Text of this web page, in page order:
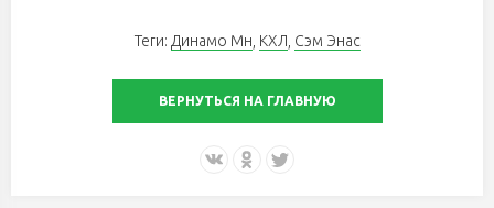
Теги: Динамо Мн КХЛ Сэм Энас
ВЕРНУТЬСЯ НА ГЛАВНУЮ